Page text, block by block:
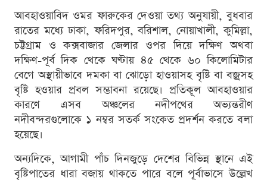
আবহাওয়াবিদ ওমর ফারুকের দেওয়া তথ্য অনুযায়ী, বুধবার
রাতের মধ্যে ঢাকা, ফরিদপুর, বরিশাল, নোয়াখালী, কুমিল্লা,
চট্টগ্রাম ও কক্সবাজার জেলার ওপর দিয়ে দক্ষিণ অথবা
দক্ষিণ-পূর্ব দিক থেকে ঘণ্টায় ৪৫ থেকে ৬০ কিলোমিটার
বেগে অস্থায়ীভাবে দমকা বা ঝোড়ো হাওয়াসহ বৃষ্টি বা বজ্রসহ
বৃষ্টি হওয়ার প্রবল সম্ভাবনা রয়েছে। প্রতিকূল আবহাওয়ার
কারণে এসব অঞ্চলের নদীপথের অভ্যন্তরীণ
নদীবন্দরগুলোকে ১ নম্বর সতর্ক সংকেত প্রদর্শন করতে বলা
হয়েছে।
অন্যদিকে, আগামী পাঁচ দিনজুড়ে দেশের বিভিন্ন স্থানে এই
বৃষ্টিপাতের ধারা বজায় থাকতে পারে বলে পূর্বাভাসে উল্লেখ